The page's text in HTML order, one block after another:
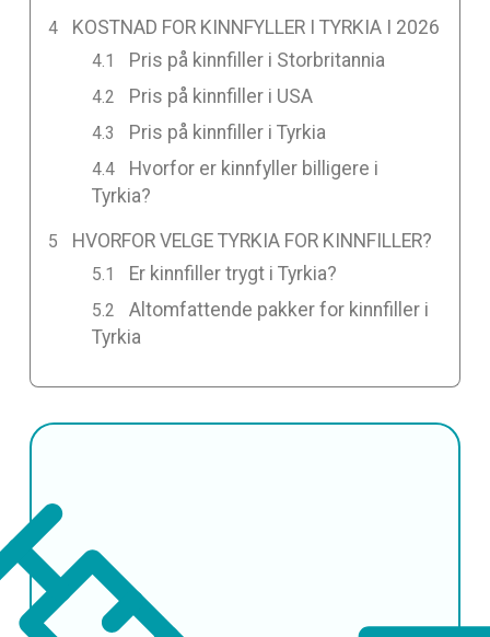
KOSTNAD FOR KINNFYLLER I TYRKIA I 2026
Pris på kinnfiller i Storbritannia
Pris på kinnfiller i USA
Pris på kinnfiller i Tyrkia
Hvorfor er kinnfyller billigere i
Tyrkia?
HVORFOR VELGE TYRKIA FOR KINNFILLER?
Er kinnfiller trygt i Tyrkia?
Altomfattende pakker for kinnfiller i
Tyrkia